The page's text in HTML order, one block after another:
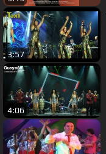
3:57
4:06